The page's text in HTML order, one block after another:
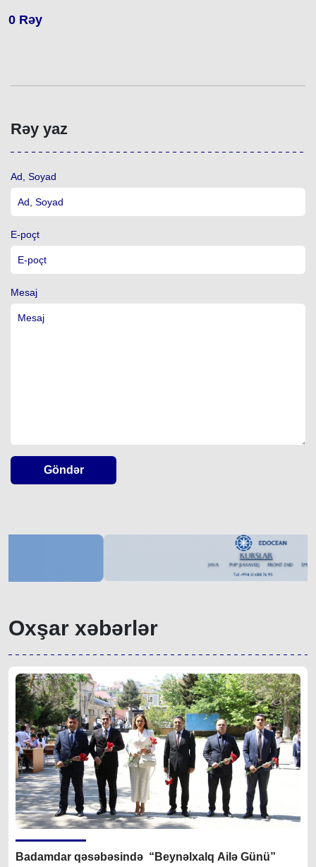
0 Rəy
Rəy yaz
Ad, Soyad
E-poçt
Mesaj
Göndər
Oxşar xəbərlər
Badamdar qəsəbəsində “Beynəlxalq Ailə Günü”